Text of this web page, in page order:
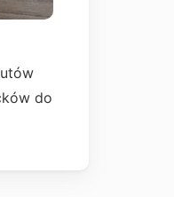
do